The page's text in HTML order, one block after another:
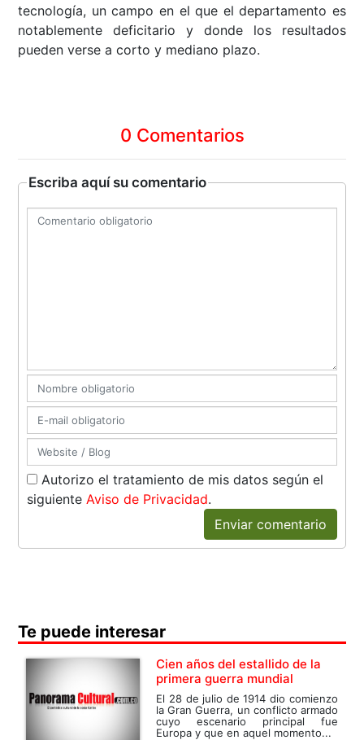
tecnología, un campo en el que el departamento es
notablemente deficitario y donde los resultados
pueden verse a corto y mediano plazo.
0 Comentarios
Escriba aquí su comentario
Autorizo el tratamiento de mis datos según el
siguiente Aviso de Privacidad.
Enviar comentario
Te puede interesar
Cien años del estallido de la
primera guerra mundial
El 28 de julio de 1914 dio comienzo
la Gran Guerra, un conflicto armado
cuyo escenario principal fue
Europa y que en aquel momento...